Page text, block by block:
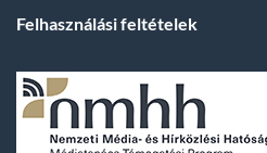
Felhasználási feltételek